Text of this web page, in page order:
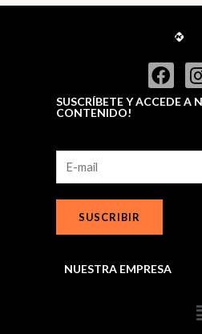
SUSCRÍBETE Y ACCEDE A
CONTENIDO!
SUSCRIBIR
NUESTRA EMPRESA